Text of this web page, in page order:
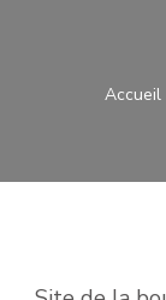
Accueil